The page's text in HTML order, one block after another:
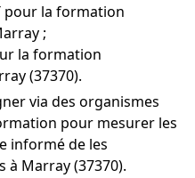
pour la formation
;
la formation
(37370).
via des organismes
pour mesurer les
informé de les
à Marray (37370).